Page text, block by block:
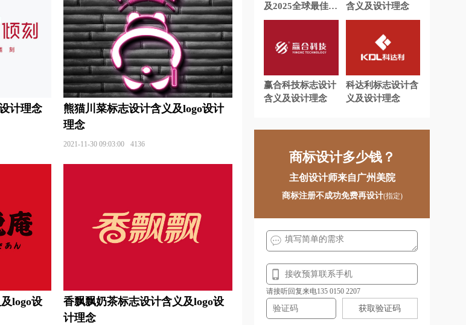
地产logo设计 电视台logo设计 耳机logo设计 服饰logo设计
设计 狗粮logo设计 果汁logo设计 广药集团logo设计
国外大学logo设计 工程学院logo设计
火腿logo设计 红茶logo设计 黑啤logo设计 化妆品logo设计
航空公司logo设计 火锅店logo设计 环境logo设计
设计 家私logo设计 酒店logo设计 金融logo设计 集团公司logo设计
快捷酒店logo设计
设计 烈酒logo设计 轮胎logo设计
联赛logo设计 联盟logo设计 联合会logo设计 面粉logo设计
名表logo设计
计 美容logo设计 美术培训logo设计 美术馆logo设计 奶酪logo设计
男装logo设计 农商银行logo设计
计理念
熊猫川菜标志设计含义及logo设计
理念
2021-11-30 09:03:00 4136
logo设
香飘飘奶茶标志设计含义及logo设
计理念
及2025全球最佳的
20个图形对称logo
含义及设计理念
赢合科技标志设计
含义及设计理念
科达利标志设计含
义及设计理念
商标设计多少钱？
主创设计师来自广州美院
商标注册不成功免费再设计(指定)
请接听回复来电135 0150 2207
获取验证码